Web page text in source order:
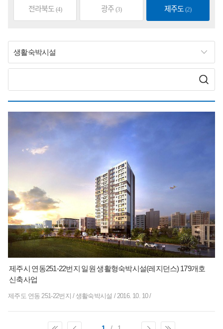
전라북도 (4) 광주 (3) 제주도 (2)
생활숙박시설
제주시 연동251-22번지 일원 생활형숙박시설(레지던스) 179개호
신축사업
제주도 연동 251-22번지 /생활숙박시설 / 2016. 10. 10/